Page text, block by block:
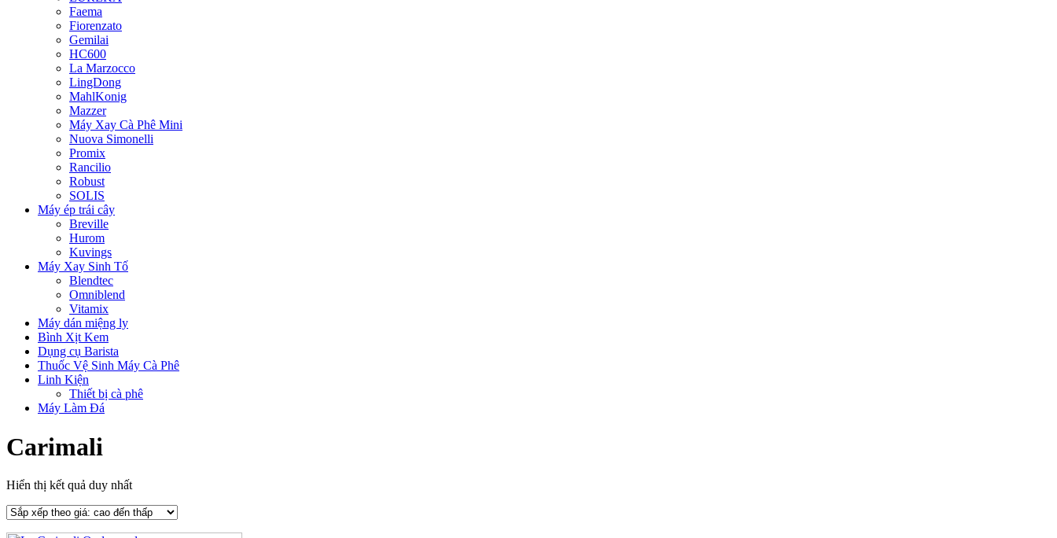
Faema
Fiorenzato
Gemilai
HC600
La Marzocco
LingDong
MahlKonig
Mazzer
Máy Xay Cà Phê Mini
Nuova Simonelli
Promix
Rancilio
Robust
SOLIS
Máy ép trái cây
Breville
Hurom
Kuvings
Máy Xay Sinh Tố
Blendtec
Omniblend
Vitamix
Máy dán miệng ly
Bình Xịt Kem
Dụng cụ Barista
Thuốc Vệ Sinh Máy Cà Phê
Linh Kiện
Thiết bị cà phê
Máy Làm Đá
Carimali
Hiển thị kết quả duy nhất